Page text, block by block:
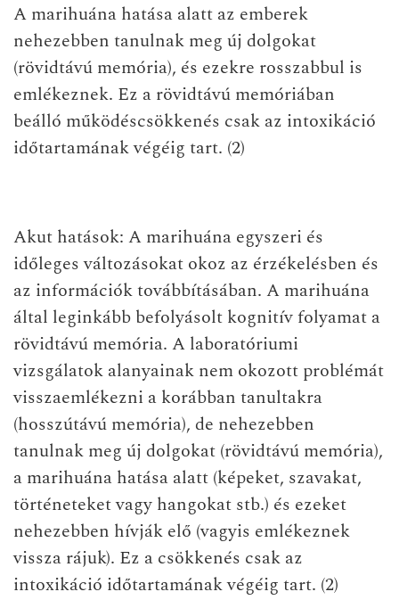
A marihuána hatása alatt az emberek
nehezebben tanulnak meg új dolgokat
(rövidtávú memória), és ezekre rosszabbul is
emlékeznek. Ez a rövidtávú memóriában
beálló működéscsökkenés csak az intoxikáció
időtartamának végéig tart. (2)
Akut hatások: A marihuána egyszeri és
időleges változásokat okoz az érzékelésben és
az információk továbbításában. A marihuána
által leginkább befolyásolt kognitív folyamat a
rövidtávú memória. A laboratóriumi
vizsgálatok alanyainak nem okozott problémát
visszaemlékezni a korábban tanultakra
(hosszútávú memória), de nehezebben
tanulnak meg új dolgokat (rövidtávú memória),
a marihuána hatása alatt (képeket, szavakat,
történeteket vagy hangokat stb.) és ezeket
nehezebben hívják elő (vagyis emlékeznek
vissza rájuk). Ez a csökkenés csak az
intoxikáció időtartamának végéig tart. (2)